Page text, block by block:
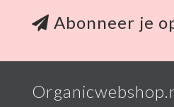
Abonneer je